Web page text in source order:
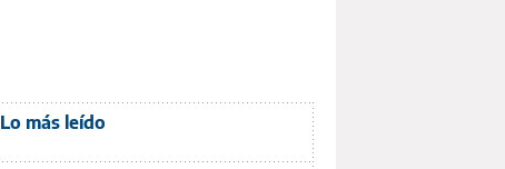
Lo más leído